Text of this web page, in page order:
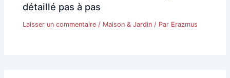
détaillé pas à pas
Laisser un commentaire / Maison & Jardin / Par Erazmus